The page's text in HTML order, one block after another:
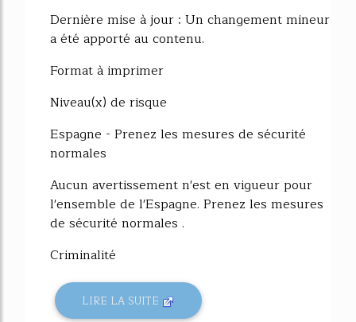
Dernière mise à jour : Un changement mineur
a été apporté au contenu.
Format à imprimer
Niveau(x) de risque
Espagne - Prenez les mesures de sécurité
normales
Aucun avertissement n'est en vigueur pour
l'ensemble de l'Espagne. Prenez les mesures
de sécurité normales .
Criminalité
LIRE LA SUITE